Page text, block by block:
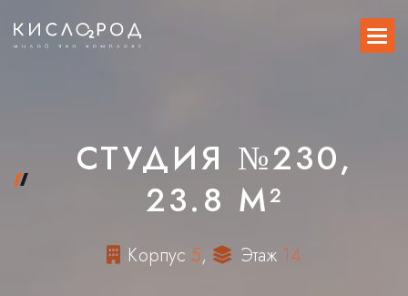
СТУДИЯ №230,
23.8 М²
Корпус 5, Этаж 14